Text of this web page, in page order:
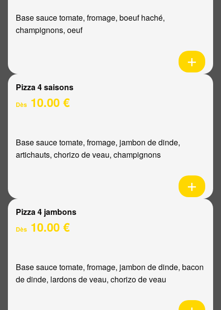
Base sauce tomate, fromage, boeuf haché,
champignons, oeuf
Pizza 4 saisons
Dès 10.00 €
Base sauce tomate, fromage, jambon de dinde,
artichauts, chorizo de veau, champignons
Pizza 4 jambons
Dès 10.00 €
Base sauce tomate, fromage, jambon de dinde, bacon
de dinde, lardons de veau, chorizo de veau